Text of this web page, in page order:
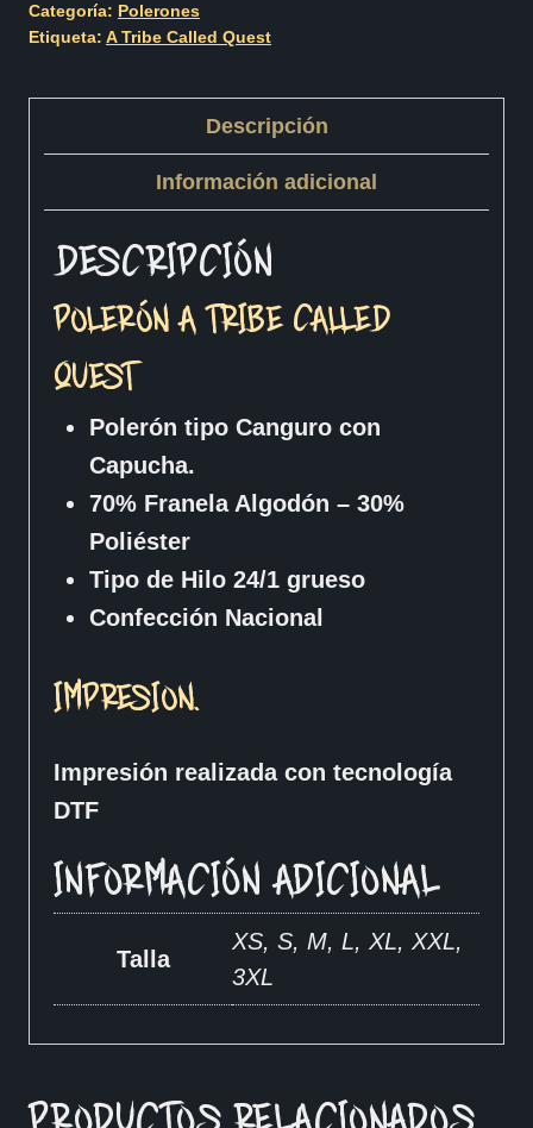
Quest
Categoría: Polerones
Etiqueta: A Tribe Called Quest
Descripción
Información adicional
DESCRIPCIÓN
POLERÓN A TRIBE CALLED
QUEST
Polerón tipo Canguro con
Capucha.
70% Franela Algodón – 30%
Poliéster
Tipo de Hilo 24/1 grueso
Confección Nacional
IMPRESION.
Impresión realizada con tecnología
DTF
INFORMACIÓN ADICIONAL
Talla
XS, S, M, L, XL, XXL,
3XL